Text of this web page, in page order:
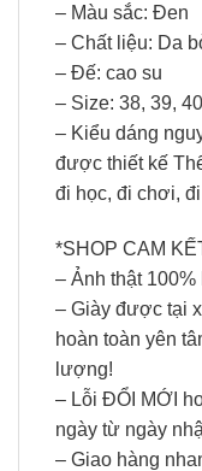
– Màu sắc: Đen
– Chất liệu: Da
– Đế: cao su
– Size: 38, 39,
– Kiểu dáng
được thiết kế
đi học, đi chơi,
*SHOP CAM
– Ảnh thật
– Giày được tại
hoàn toàn yên
lượng!
– Lỗi ĐỔI MỚI
ngày từ ngày
– Giao hàng